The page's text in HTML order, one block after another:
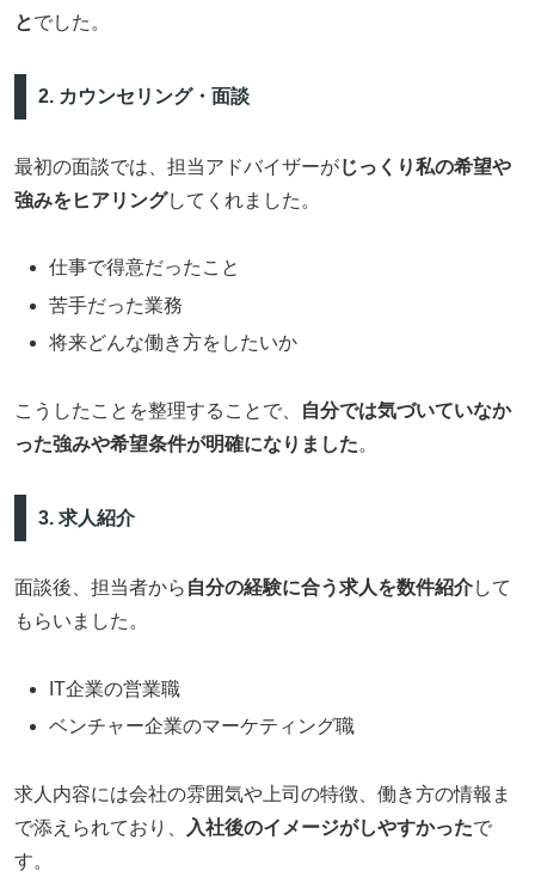
とでした。
2. カウンセリング・面談
最初の面談では、担当アドバイザーがじっくり私の希望や
強みをヒアリングしてくれました。
仕事で得意だったこと
苦手だった業務
将来どんな働き方をしたいか
こうしたことを整理することで、
自分では気づいていなか
った強みや希望条件が明確になりました。
3. 求人紹介
面談後、担当者から 自分の経験に合う求人を数件紹介して
もらいました。
IT企業の営業職
ベンチャー企業のマーケティング職
求人内容には会社の雰囲気や上司の特徴、働き方の情報ま
で添えられており、
入社後のイメージがしやすかったで
す。